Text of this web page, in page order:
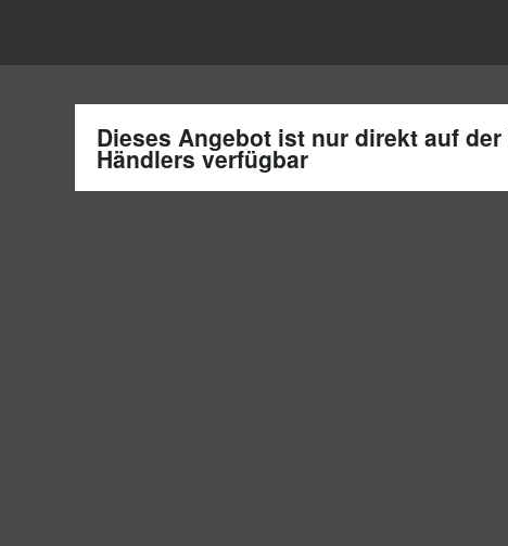
Dieses Angebot ist nur direkt auf der
Händlers verfügbar